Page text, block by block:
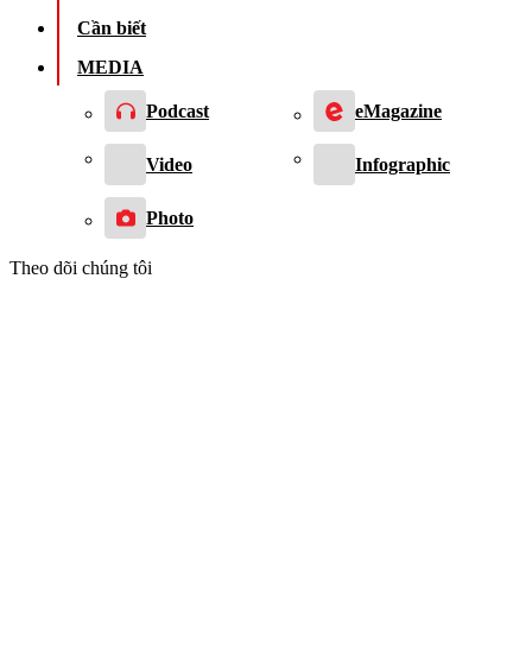
Cần biết
MEDIA
Podcast eMagazine
Video Infographic
Photo
Theo dõi chúng tôi